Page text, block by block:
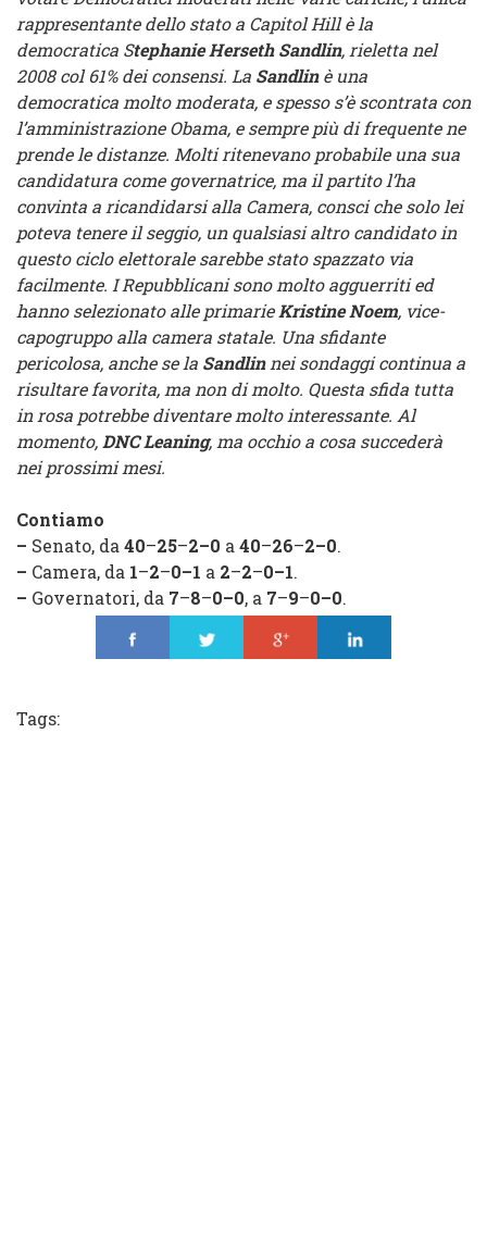
rappresentante dello stato a Capitol Hill è la
democratica Stephanie Herseth Sandlin, rieletta nel
2008 col 61% dei consensi. La Sandlinè una
democratica molto moderata, e spesso s’è scontrata con
l’amministrazione Obama, e sempre più di frequente ne
prende le distanze. Molti ritenevano probabile una sua
candidatura come governatrice, ma il partito l’ha
convinta a ricandidarsi alla Camera, consci che solo lei
poteva tenere il seggio, un qualsiasi altro candidato in
questo ciclo elettorale sarebbe stato spazzato via
facilmente. I Repubblicani sono molto agguerriti ed
hanno selezionato alle primarieKristine Noem, vice-
capogruppo alla camera statale. Una sfidante
pericolosa, anche se la Sandlin nei sondaggi continua a
risultare favorita, ma non di molto. Questa sfida tutta
in rosa potrebbe diventare molto interessante. Al
momento, DNC Leaning, ma occhio a cosa succederà
nei prossimi mesi.
Contiamo
– Senato, da 40–25–2–0 a 40–26–2–0.
– Camera, da 1–2–0–1 a 2–2–0–1.
– Governatori, da 7–8–0–0, a 7–9–0–0.
Tags: